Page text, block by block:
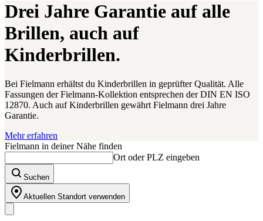
Drei Jahre Garantie auf alle
Brillen, auch auf
Kinderbrillen.
Bei Fielmann erhältst du Kinderbrillen in geprüfter Qualität. Alle
Fassungen der Fielmann-Kollektion entsprechen der DIN EN ISO
12870. Auch auf Kinderbrillen gewährt Fielmann drei Jahre
Garantie.
Mehr erfahren
Fielmann in deiner Nähe finden
Ort oder PLZ eingeben
Suchen
Aktuellen Standort verwenden